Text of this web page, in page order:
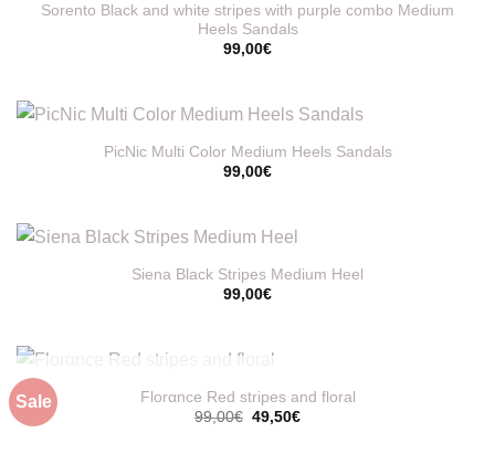
Sorento Black and white stripes with purple combo Medium
Heels Sandals
99,00€
PicNic Multi Color Medium Heels Sandals
99,00€
Siena Black Stripes Medium Heel
99,00€
Sale ΕΞΑΝΤΛΗΜΈΝΟ
Florαnce Red stripes and floral
99,00€ Original
49,50€Η